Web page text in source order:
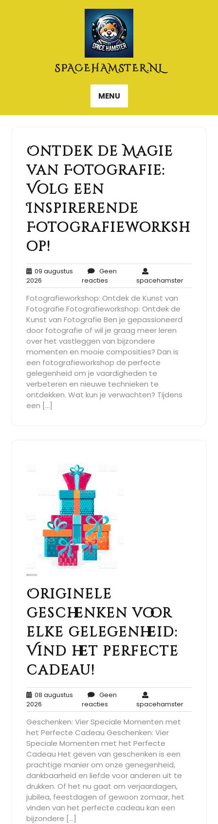
SPACEHAMSTER.NL
MENU
Ontdek de Magie
van Fotografie:
Volg een
Inspirerende
Fotografieworksh
op!
09 augustus
2026
augustus
2026
Geen
reactiesGeen
reacties
spacehamster
Fotografieworkshop: Ontdek de Kunst van
Fotografie Fotografieworkshop: Ontdek de
Kunst van Fotografie Ben je gepassioneerd
door fotografie of wil je graag meer leren
over het vastleggen van bijzondere
momenten en mooie composities? Dan is
een fotografieworkshop de perfecte
gelegenheid om je vaardigheden te
verbeteren en nieuwe technieken te
ontdekken. Wat kun je verwachten? Tijdens
een […]
Originele
geschenken voor
elke gelegenheid:
Vind het perfecte
cadeau!
08 augustus
2026
augustus
2026
Geen
reactiesGeen
reacties
spacehamster
Geschenken: Vier Speciale Momenten met
het Perfecte Cadeau Geschenken: Vier
Speciale Momenten met het Perfecte
Cadeau Het geven van geschenken is een
prachtige manier om onze genegenheid,
dankbaarheid en liefde voor anderen uit te
drukken. Of het nu gaat om verjaardagen,
jubilea, feestdagen of gewoon zomaar, het
vinden van het perfecte cadeau kan een
bijzondere […]